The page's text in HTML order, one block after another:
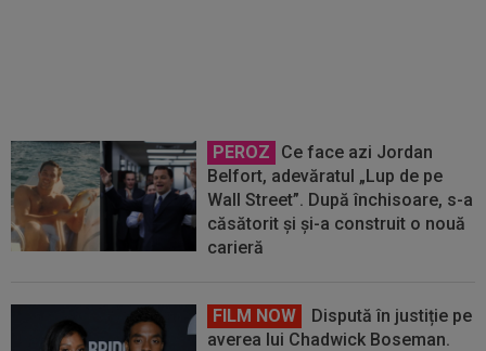
PEROZ
Ce face azi Jordan
Belfort, adevăratul „Lup de pe
Wall Street”. După închisoare, s-a
căsătorit și și-a construit o nouă
carieră
FILM NOW
Dispută în justiție pe
averea lui Chadwick Boseman.